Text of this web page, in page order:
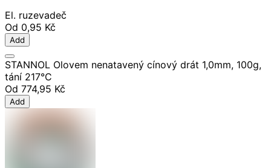
El. ruzevadeč
Od 0,95 Kč
Add
STANNOL Olovem nenatavený cínový drát 1,0mm, 100g,
tání 217°C
Od 774,95 Kč
Add